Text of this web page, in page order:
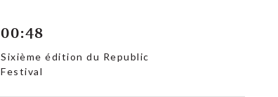
00:48
Sixième édition du Republic
Festival